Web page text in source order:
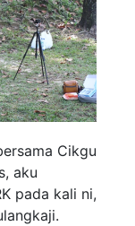
Cikgu
aku
pada kali ni,